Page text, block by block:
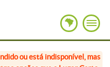
ou está indisponível, mas